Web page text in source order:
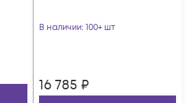
В наличии: 100+ шт
16 785 ₽